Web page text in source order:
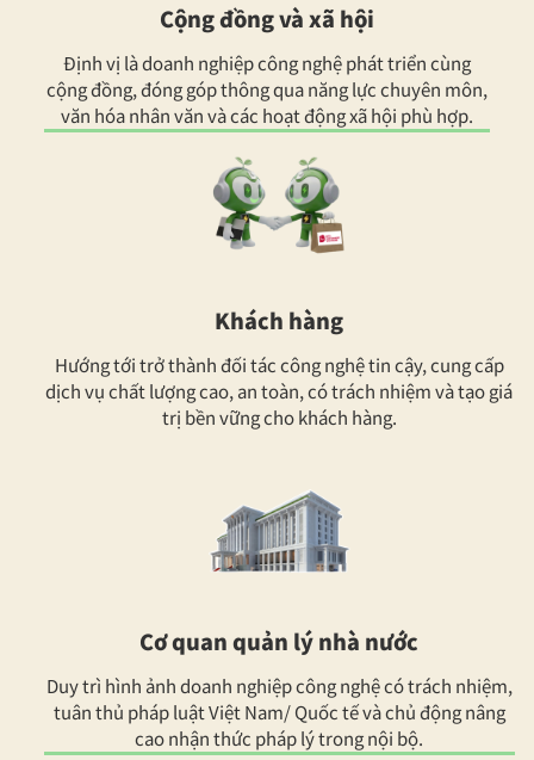
Cộng đồng và xã hội
Định vị là doanh nghiệp công nghệ phát triển cùng
cộng đồng, đóng góp thông qua năng lực chuyên môn,
văn hóa nhân văn và các hoạt động xã hội phù hợp.
Khách hàng
Hướng tới trở thành đối tác công nghệ tin cậy, cung cấp
dịch vụ chất lượng cao, an toàn, có trách nhiệm và tạo giá
trị bền vững cho khách hàng.
Cơ quan quản lý nhà nước
Duy trì hình ảnh doanh nghiệp công nghệ có trách nhiệm,
tuân thủ pháp luật Việt Nam/ Quốc tế và chủ động nâng
cao nhận thức pháp lý trong nội bộ.